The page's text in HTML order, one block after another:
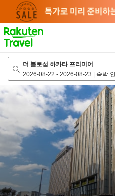
page
더 블로섬 하카타 프리미어
2026-08-22 - 2026-08-23 | 숙박